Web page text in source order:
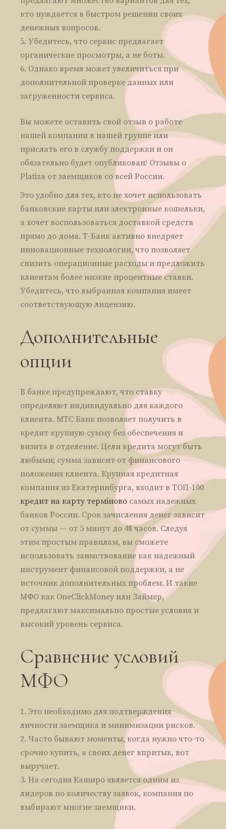
кто нуждается в быстром решении своих
денежных вопросов.
Убедитесь, что сервис предлагает
органические просмотры, а не боты.
Однако время может увеличиться при
дополнительной проверке данных или
загруженности сервиса.
Вы можете оставить свой отзыв о работе
нашей компании в нашей группе или
прислать его в службу поддержки и он
обязательно будет опубликован! Отзывы о
Platiza от заемщиков со всей России.
Это удобно для тех, кто не хочет использовать
банковские карты или электронные кошельки,
а хочет воспользоваться доставкой средств
прямо до дома. Т-Банк активно внедряет
инновационные технологии, что позволяет
снизить операционные расходы и предложить
клиентам более низкие процентные ставки.
Убедитесь, что выбранная компания имеет
соответствующую лицензию.
Дополнительные
опции
В банке предупреждают, что ставку
определяют индивидуально для каждого
клиента. МТС Банк позволяет получить в
кредит крупную сумму без обеспечения и
визита в отделение. Цели кредита могут быть
любыми; сумма зависит от финансового
положения клиента. Крупная кредитная
компания из Екатеринбурга, входит в ТОП-100
кредит на карту терміново самых надежных
банков России. Срок зачисления денег зависит
от суммы — от 5 минут до 48 часов. Следуя
этим простым правилам, вы сможете
использовать заимствование как надежный
инструмент финансовой поддержки, а не
источник дополнительных проблем. И такие
МФО как OneClickMoney или Займер,
предлагают максимально простые условия и
высокий уровень сервиса.
Сравнение условий
МФО
Это необходимо для подтверждения
личности заемщика и минимизации рисков.
Часто бывают моменты, когда нужно что-то
срочно купить, а своих денег впритык, вот
выручает.
На сегодня Каширо является одним из
лидеров по количеству заявок, компания по
выбирают многие заемщики.